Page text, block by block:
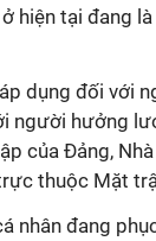
hiện tại đang
dụng đối với
người hưởng
của Đảng,
thuộc Mặt
nhân đang